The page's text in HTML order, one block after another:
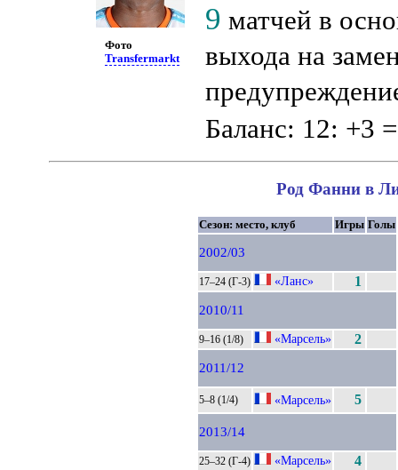
Фото
Transfermarkt
9 матчей в
выхода на
Баланс: 12: +3
Род Фанни в
Сезон: место, клуб Игры Голы
2002/03
17–24 (Г-3) «Ланс» 1
2010/11
9–16 (1/8) «Марсель» 2
2011/12
5–8 (1/4) «Марсель» 5
2013/14
25–32 (Г-4) «Марсель» 4